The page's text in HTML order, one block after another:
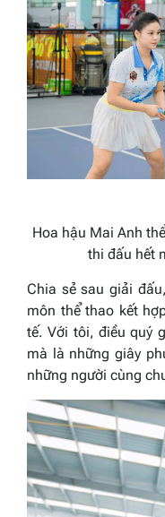
Hoa hậu Mai Anh
thi đấu hết
Chia sẻ sau giải
môn thể thao kết
tế. Với tôi, điều quý
mà là những giây
những người cùng